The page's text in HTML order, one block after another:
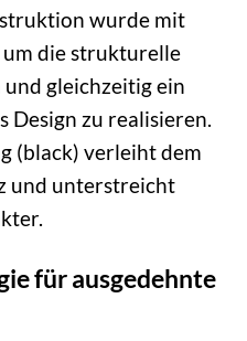
wurde mit
die strukturelle
gleichzeitig ein
Design zu realisieren.
(black) verleiht dem
und unterstreicht
für ausgedehnte